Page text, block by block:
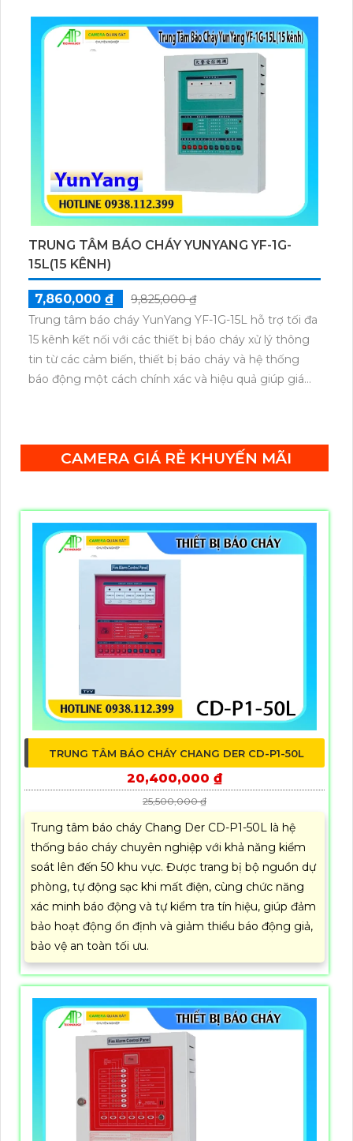
thị phụ, giúp giám sát và xử lý sự cố nhanh chóng.
TRUNG TÂM BÁO CHÁY YUNYANG YF-1G-
15L(15 KÊNH)
7,860,000 ₫
9,825,000 ₫
Trung tâm báo cháy YunYang YF-1G-15L hỗ trợ tối đa
15 kênh kết nối với các thiết bị báo cháy xử lý thông
tin từ các cảm biến, thiết bị báo cháy và hệ thống
báo động một cách chính xác và hiệu quả giúp giám
CAMERA GIÁ RẺ KHUYẾN MÃI
TRUNG TÂM BÁO CHÁY CHANG DER CD-P1-50L
20,400,000 ₫
25,500,000 ₫
Trung tâm báo cháy Chang Der CD-P1-50L là hệ
thống báo cháy chuyên nghiệp với khả năng kiểm
soát lên đến 50 khu vực. Được trang bị bộ nguồn dự
phòng, tự động sạc khi mất điện, cùng chức năng
xác minh báo động và tự kiểm tra tín hiệu, giúp đảm
bảo hoạt động ổn định và giảm thiểu báo động giả,
bảo vệ an toàn tối ưu.